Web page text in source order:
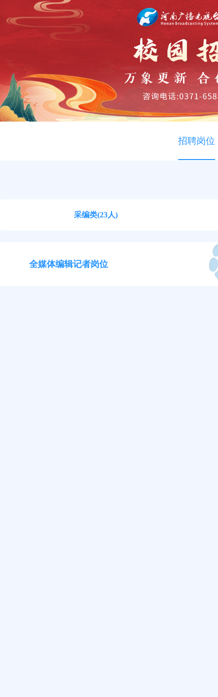
招聘岗位
采编类(23人)
全媒体编辑记者岗位